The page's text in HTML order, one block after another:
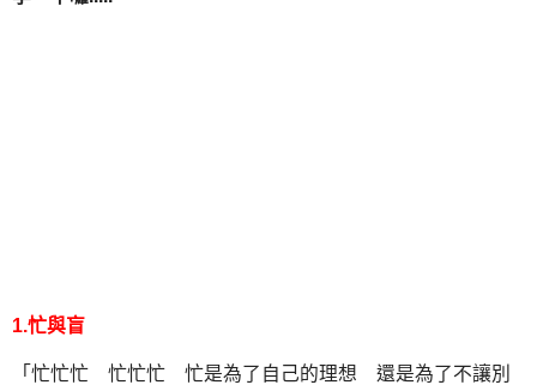
1.忙與盲
「忙忙忙 忙忙忙 忙是為了自己的理想 還是為了不讓別